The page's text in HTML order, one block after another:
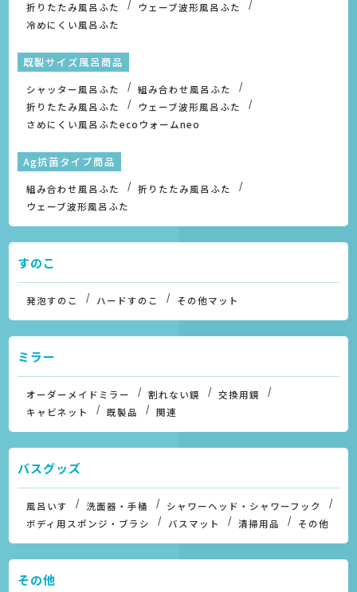
折りたたみ風呂ふた
ウェーブ波形風呂ふた
冷めにくい風呂ふた
既製サイズ風呂商品
シャッター風呂ふた
組み合わせ風呂ふた
折りたたみ風呂ふた
ウェーブ波形風呂ふた
さめにくい風呂ふたecoウォームneo
Ag抗菌タイプ商品
組み合わせ風呂ふた
折りたたみ風呂ふた
ウェーブ波形風呂ふた
すのこ
発泡すのこ ハードすのこ その他マット
ミラー
オーダーメイドミラー 割れない鏡
交換用鏡
キャビネット
既製品 関連
バスグッズ
風呂いす 洗面器・手桶
シャワーヘッド・シャワーフック
ボディ用スポンジ・ブラシ
バスマット 清掃用品 その他
その他